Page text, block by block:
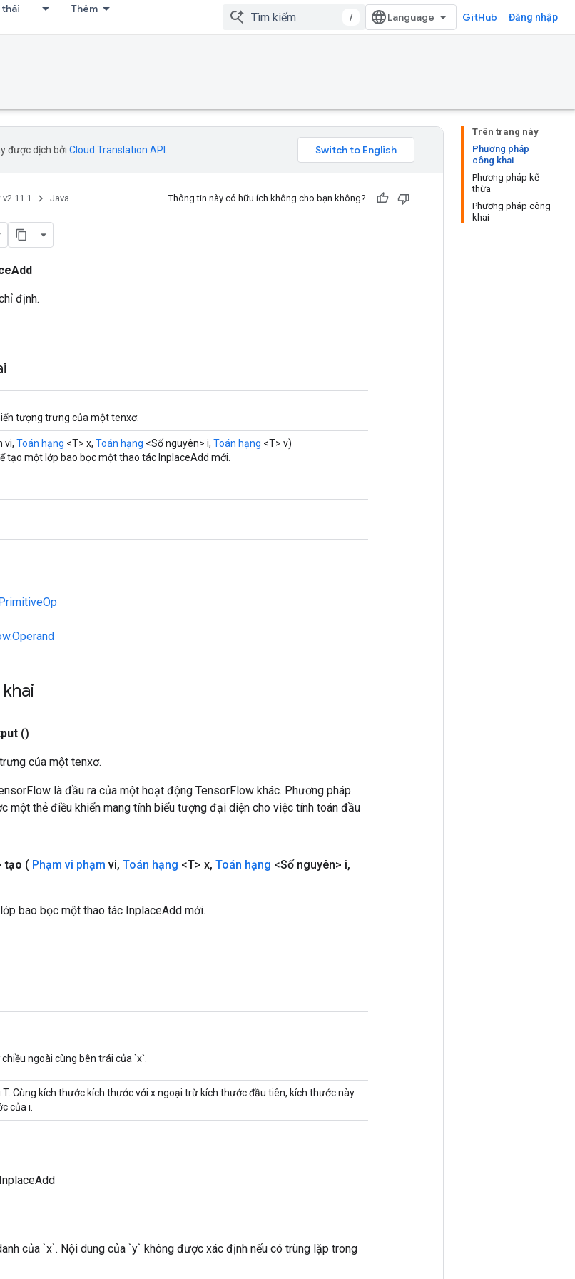
thái Thêm
/ GitHub Đăng nhập
Trên trang này
Phương pháp
công khai
Phương pháp kế
thừa
Phương pháp công
khai
được dịch bởi Cloud Translation API
Java Thông tin này có hữu ích không cho bạn không?
định.
tượng trưng của một tenxơ.
vi, Toán hạng <T> x, Toán hạng <Số nguyên> i, Toán hạng <T> v)
tạo một lớp bao bọc một thao tác InplaceAdd mới.
()
của một tenxơ.
là đầu ra của một hoạt động TensorFlow khác. Phương pháp
một thẻ điều khiển mang tính biểu tượng đại diện cho việc tính toán đầu
tạo ( Phạm vi phạm vi, Toán hạng <T> x, Toán hạng <Số nguyên> i,
bao bọc một thao tác InplaceAdd mới.
ngoài cùng bên trái của `x`.
T. Cùng kích thước kích thước với x ngoại trừ kích thước đầu tiên, kích thước này
của i.
của `x`. Nội dung của `y` không được xác định nếu có trùng lặp trong